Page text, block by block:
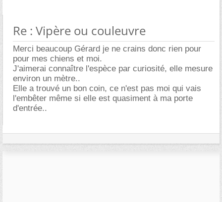
Re : Vipère ou couleuvre
Merci beaucoup Gérard je ne crains donc rien pour
pour mes chiens et moi.
J'aimerai connaître l'espèce par curiosité, elle mesure
environ un mètre..
Elle a trouvé un bon coin, ce n'est pas moi qui vais
l'embêter même si elle est quasiment à ma porte
d'entrée..